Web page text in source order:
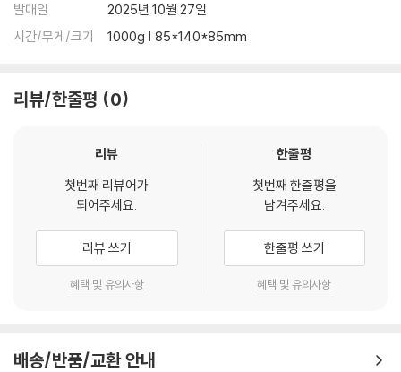
발매일
2025년 10월 27일
시간/무게/크기
1000g | 85*140*85mm
리뷰/한줄평 0
리뷰
첫번째 리뷰어가
되어주세요.
리뷰 쓰기
혜택 및 유의사항
한줄평
첫번째 한줄평을
남겨주세요.
한줄평 쓰기
혜택 및 유의사항
배송/반품/교환 안내